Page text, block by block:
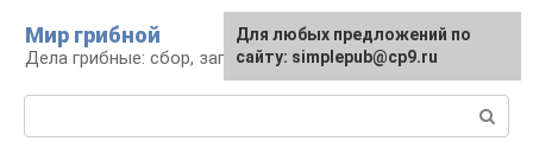
контенту
Мир грибной
Дела грибные: сбор, заготовка, рецепты
Для любых предложений по
сайту: simplepub@cp9.ru